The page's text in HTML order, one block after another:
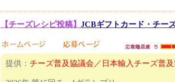
【チーズレシピ投稿】 JCBギフトカード・チー
提供： チーズ普及協議会／日本輸入チーズ普